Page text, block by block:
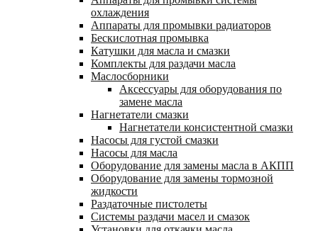
охлаждения
Аппараты для промывки радиаторов
Бескислотная промывка
Катушки для масла и смазки
Комплекты для раздачи масла
Маслосборники
Аксессуары для оборудования по
замене масла
Нагнетатели смазки
Нагнетатели консистентной смазки
Насосы для густой смазки
Насосы для масла
Оборудование для замены масла в АКПП
Оборудование для замены тормозной
жидкости
Раздаточные пистолеты
Системы раздачи масел и смазок